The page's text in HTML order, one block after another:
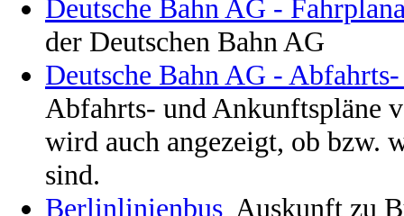
Deutsche Bahn AG -
der Deutschen Bahn AG
Deutsche Bahn AG -
Abfahrts- und Ankunftspläne
wird auch angezeigt, ob bzw.
sind.
Berlinlinienbus Auskunft zu